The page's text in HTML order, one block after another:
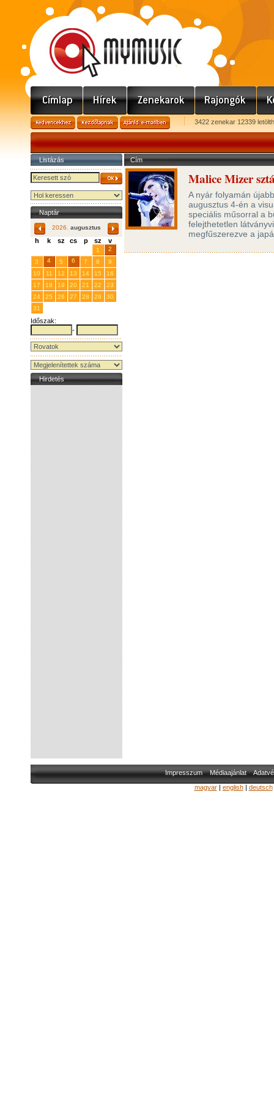
3422 zenekar 12339
Listázás
Naptár
2026. augusztus
h k sz cs p sz v
1
2
3
4 5 6 7 8
9
10
11 12 13 14 15
16
17
18 19 20 21 22
23
24
25 26 27 28 29
30
31
Időszak:
-
Hirdetés
Cím
Malice Mizer
A nyár folyamán
augusztus 4-én a
speciális műsorral a
felejthetetlen
megfűszerezve a
Impresszum Médiaajánlat
magyar| english| deutsch